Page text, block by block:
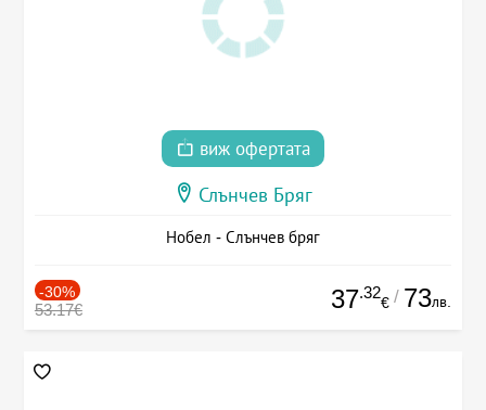
виж офертата
Слънчев Бряг
Нобел - Слънчев бряг
-30%
53.17€ 37.32
€ / 73лв.